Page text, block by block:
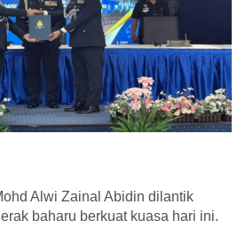
Alwi Zainal Abidin dilantik
baharu berkuat kuasa hari ini.